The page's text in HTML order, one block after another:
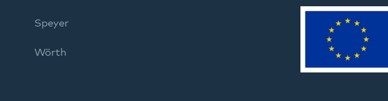
Speyer
Wörth